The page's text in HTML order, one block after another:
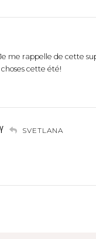
me rappelle de cette
cette été!
SVETLANA